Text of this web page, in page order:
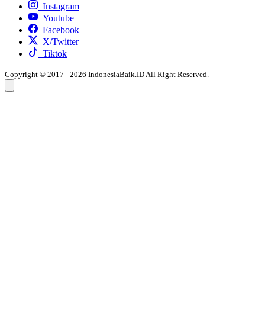
Instagram
Youtube
Facebook
X/Twitter
Tiktok
Copyright © 2017 - 2026 IndonesiaBaik.ID All Right Reserved.